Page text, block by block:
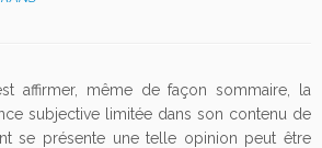
affirmer, même de façon sommaire, la
subjective limitée dans son contenu de
se présente une telle opinion peut être